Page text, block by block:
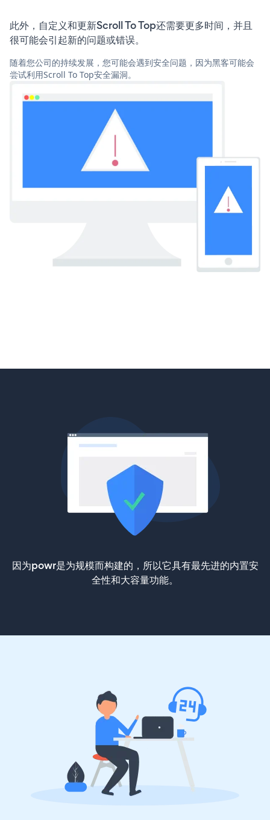
此外，自定义和更新Scroll To Top还需要更多时间，并且
很可能会引起新的问题或错误。
随着您公司的持续发展，您可能会遇到安全问题，因为黑客可能会
尝试利用Scroll To Top安全漏洞。
因为powr是为规模而构建的，所以它具有最先进的内置安
全性和大容量功能。